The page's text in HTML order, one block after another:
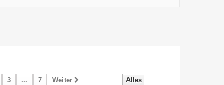
Alles
3 ... 7 Weiter